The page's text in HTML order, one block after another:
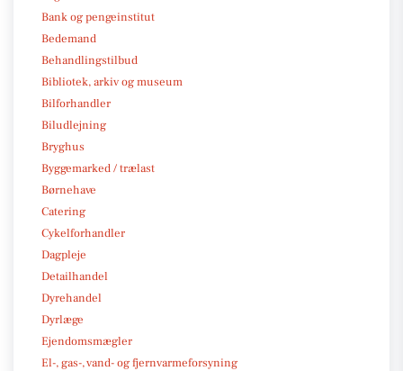
Bank og pengeinstitut
Bedemand
Behandlingstilbud
Bibliotek, arkiv og museum
Bilforhandler
Biludlejning
Bryghus
Byggemarked / trælast
Børnehave
Catering
Cykelforhandler
Dagpleje
Detailhandel
Dyrehandel
Dyrlæge
Ejendomsmægler
El-, gas-, vand- og fjernvarmeforsyning